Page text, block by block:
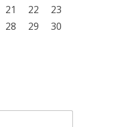
21 22
23
28 29
30